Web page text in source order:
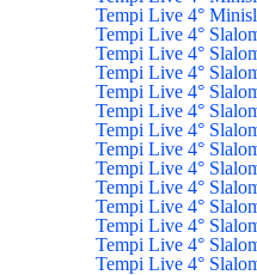
Tempi Live 4°
Tempi Live 4°
Tempi Live 4°
Tempi Live 4°
Tempi Live 4°
Tempi Live 4°
Tempi Live 4°
Tempi Live 4°
Tempi Live 4°
Tempi Live 4°
Tempi Live 4°
Tempi Live 4°
Tempi Live 4°
Tempi Live 4°